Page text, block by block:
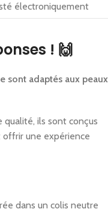
électroniquement
! 🙌
sont adaptés aux peaux
qualité, ils sont conçus
offrir une expérience
dans un colis neutre